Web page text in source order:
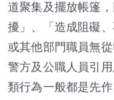
道聚集及擺放帳篷
擾」、「造成阻礙
或其他部門職員無
警方及公職人員引
類行為一般都是先